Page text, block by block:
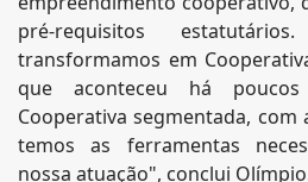
pré-requisitos
transformamos em
que aconteceu há
Cooperativa segmentada, com
temos as ferramentas
nossa atuação", conclui